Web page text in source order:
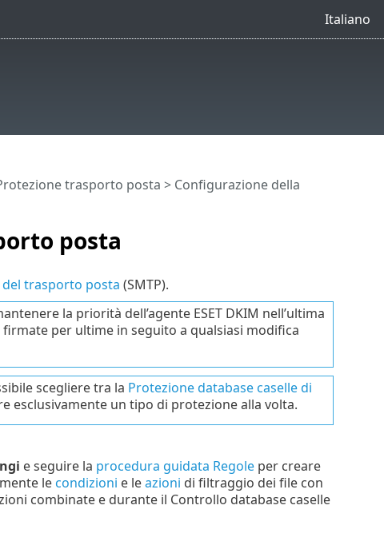
Italiano
posta
trasporto posta > Configurazione della
trasporto posta (SMTP).
la priorità dell’agente ESET DKIM nell’ultima
per ultime in seguito a qualsiasi modifica
scegliere tra la Protezione database caselle di
esclusivamente un tipo di protezione alla volta.
e seguire la procedura guidata Regoleper creare
lecondizioni e leazioni di filtraggio dei file con
combinate e durante il Controllo database caselle